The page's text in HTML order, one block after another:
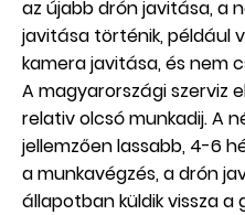
az újabb drón javitása, a
javitása történik, például
kamera javitása, és nem
A magyarországi szerviz
relativ olcsó munkadij. A
jellemzően lassabb, 4-6
a munkavégzés, a drón
állapotban küldik vissza a